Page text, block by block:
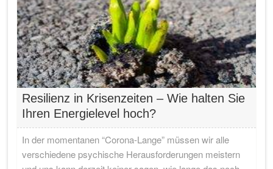
Resilienz in Krisenzeiten – Wie halten Sie
Ihren Energielevel hoch?
In der momentanen “Corona-Lange” müssen wir alle
verschiedene psychische Herausforderungen meistern